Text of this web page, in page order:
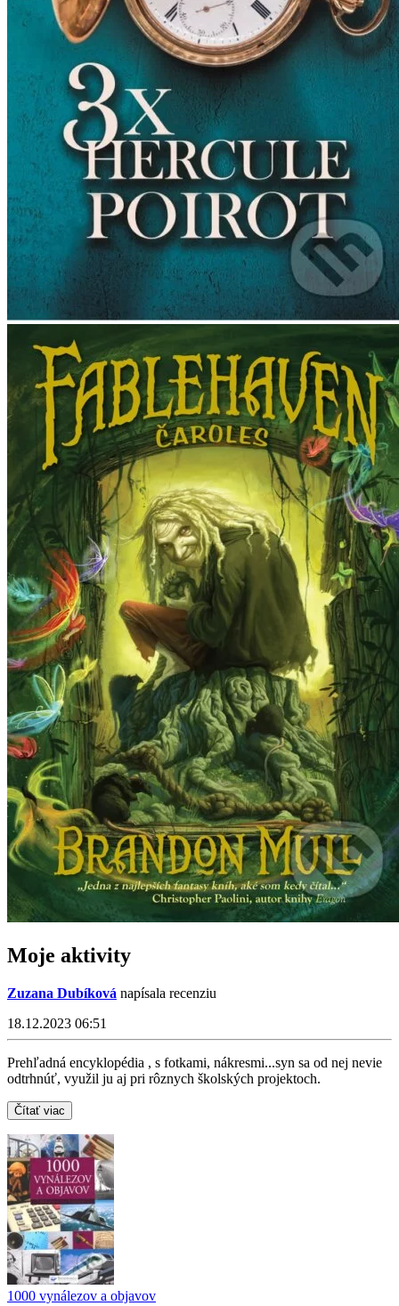
Moje aktivity
Zuzana Dubíková napísala recenziu
18.12.2023 06:51
Prehľadná encyklopédia , s fotkami, nákresmi...syn sa od nej nevie
odtrhnúť, využil ju aj pri rôznych školských projektoch.
Čítať viac
1000 vynálezov a objavov